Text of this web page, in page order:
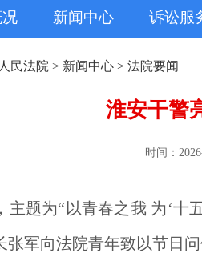
新闻中心 诉讼服
民法院 > 新闻中心 > 法院要闻
淮安干警
时间：
主题为“以青春之我 为‘十
张军向法院青年致以节日